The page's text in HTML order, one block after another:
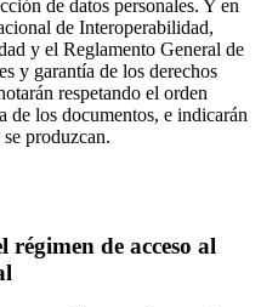
de datos personales. Y en
de Interoperabilidad,
y el Reglamento General de
y garantía de los derechos
respetando el orden
de los documentos, e indicarán
produzcan.
régimen de acceso al